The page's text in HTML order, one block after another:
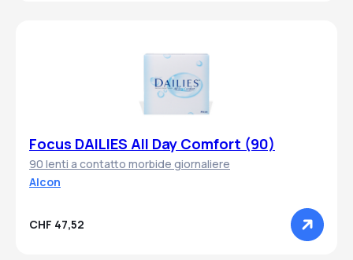
Focus DAILIES All Day Comfort (90)
90 lenti a contatto morbide giornaliere
Alcon
CHF 47,52